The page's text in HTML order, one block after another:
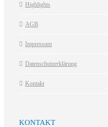
Highlights
AGB
Impressum
Datenschutzerklärung
Kontakt
KONTAKT